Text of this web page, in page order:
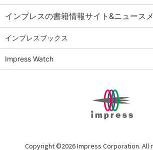
Q&A
Teams踏み込み
活用術
Excel講師の仕事
術
俺のメルカリ
インプレスの書籍情報サイト&ニュース
インプレスブックス
Impress Watch
Copyright ©2026 Impress Corporation.